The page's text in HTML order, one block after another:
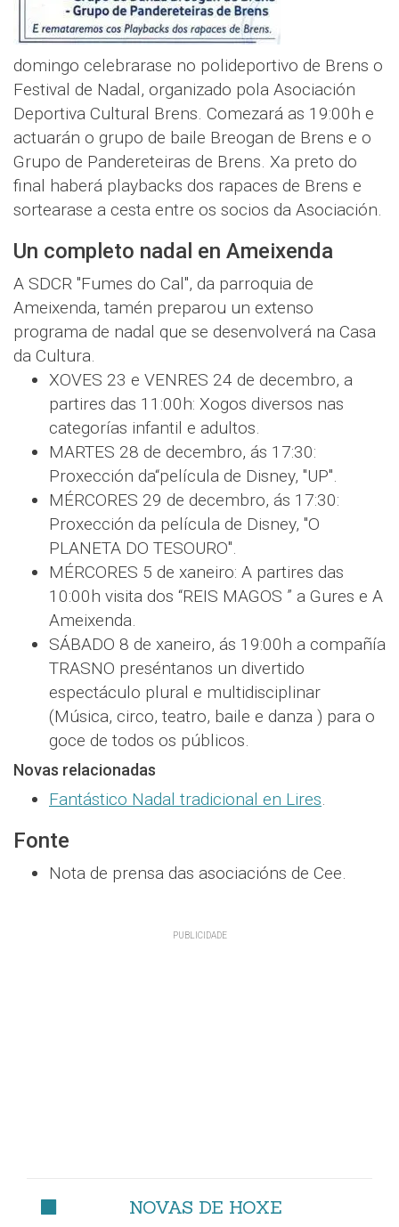
domingo celebrarase no polideportivo de Brens o
Festival de Nadal, organizado pola Asociación
Deportiva Cultural Brens. Comezará as 19:00h e
actuarán o grupo de baile Breogan de Brens e o
Grupo de Pandereteiras de Brens. Xa preto do
final haberá playbacks dos rapaces de Brens e
sortearase a cesta entre os socios da Asociación.
Un completo nadal en Ameixenda
A SDCR "Fumes do Cal", da parroquia de
Ameixenda, tamén preparou un extenso
programa de nadal que se desenvolverá na Casa
da Cultura.
XOVES 23 e VENRES 24 de decembro, a
partires das 11:00h: Xogos diversos nas
categorías infantil e adultos.
MARTES 28 de decembro, ás 17:30:
Proxección da“película de Disney, "UP".
MÉRCORES 29 de decembro, ás 17:30:
Proxección da película de Disney, "O
PLANETA DO TESOURO".
MÉRCORES 5 de xaneiro: A partires das
10:00h visita dos “REIS MAGOS ” a Gures e A
Ameixenda.
SÁBADO 8 de xaneiro, ás 19:00h a compañía
TRASNO preséntanos un divertido
espectáculo plural e multidisciplinar
(Música, circo, teatro, baile e danza ) para o
goce de todos os públicos.
Novas relacionadas
Fantástico Nadal tradicional en Lires.
Fonte
Nota de prensa das asociacións de Cee.
NOVAS DE HOXE